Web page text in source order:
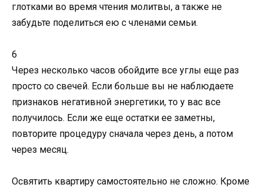
глотками во время чтения молитвы, а также не
забудьте поделиться ею с членами семьи.
6
Через несколько часов обойдите все углы еще раз
просто со свечей. Если больше вы не наблюдаете
признаков негативной энергетики, то у вас все
получилось. Если же еще остатки ее заметны,
повторите процедуру сначала через день, а потом
через месяц.
Освятить квартиру самостоятельно не сложно. Кроме